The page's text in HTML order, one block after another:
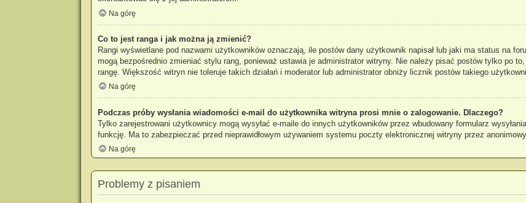
Na górę
Co to jest ranga i jak można ją zmienić?
Rangi wyświetlane pod nazwami użytkowników oznaczają, ile postów dany użytkownik napisał lub jaki ma status na
mogą bezpośrednio zmieniać stylu rang, ponieważ ustawia je administrator witryny. Nie należy pisać postów tylko po
rangę. Większość witryn nie toleruje takich działań i moderator lub administrator obniży licznik postów takiego
Na górę
Podczas próby wysłania wiadomości e-mail do użytkownika witryna prosi mnie o zalogowanie. Dlaczego?
Tylko zarejestrowani użytkownicy mogą wysyłać e-maile do innych użytkowników przez wbudowany formularz
funkcję. Ma to zabezpieczać przed nieprawidłowym używaniem systemu poczty elektronicznej witryny przez
Na górę
Problemy z pisaniem